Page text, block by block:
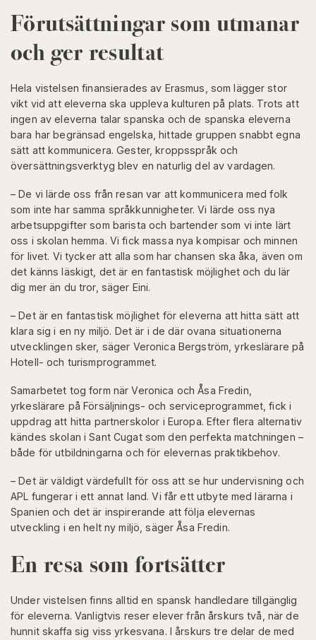
Förutsättningar som utmanar
och ger resultat
Hela vistelsen finansierades av Erasmus, som lägger stor
vikt vid att eleverna ska uppleva kulturen på plats. Trots att
ingen av eleverna talar spanska och de spanska eleverna
bara har begränsad engelska, hittade gruppen snabbt egna
sätt att kommunicera. Gester, kroppsspråk och
översättningsverktyg blev en naturlig del av vardagen.
– De vi lärde oss från resan var att kommunicera med folk
som inte har samma språkkunnigheter. Vi lärde oss nya
arbetsuppgifter som barista och bartender som vi inte lärt
oss i skolan hemma. Vi fick massa nya kompisar och minnen
för livet. Vi tycker att alla som har chansen ska åka, även om
det känns läskigt, det är en fantastisk möjlighet och du lär
dig mer än du tror, säger Eini.
– Det är en fantastisk möjlighet för eleverna att hitta sätt att
klara sig i en ny miljö. Det är i de där ovana situationerna
utvecklingen sker, säger Veronica Bergström, yrkeslärare på
Hotell- och turismprogrammet.
Samarbetet tog form när Veronica och Åsa Fredin,
yrkeslärare på Försäljnings- och serviceprogrammet, fick i
uppdrag att hitta partnerskolor i Europa. Efter flera alternativ
kändes skolan i Sant Cugat som den perfekta matchningen –
både för utbildningarna och för elevernas praktikbehov.
– Det är väldigt värdefullt för oss att se hur undervisning och
APL fungerar i ett annat land. Vi får ett utbyte med lärarna i
Spanien och det är inspirerande att följa elevernas
utveckling i en helt ny miljö, säger Åsa Fredin.
En resa som fortsätter
Under vistelsen finns alltid en spansk handledare tillgänglig
för eleverna. Vanligtvis reser elever från årskurs två, när de
hunnit skaffa sig viss yrkesvana. I årskurs tre delar de med